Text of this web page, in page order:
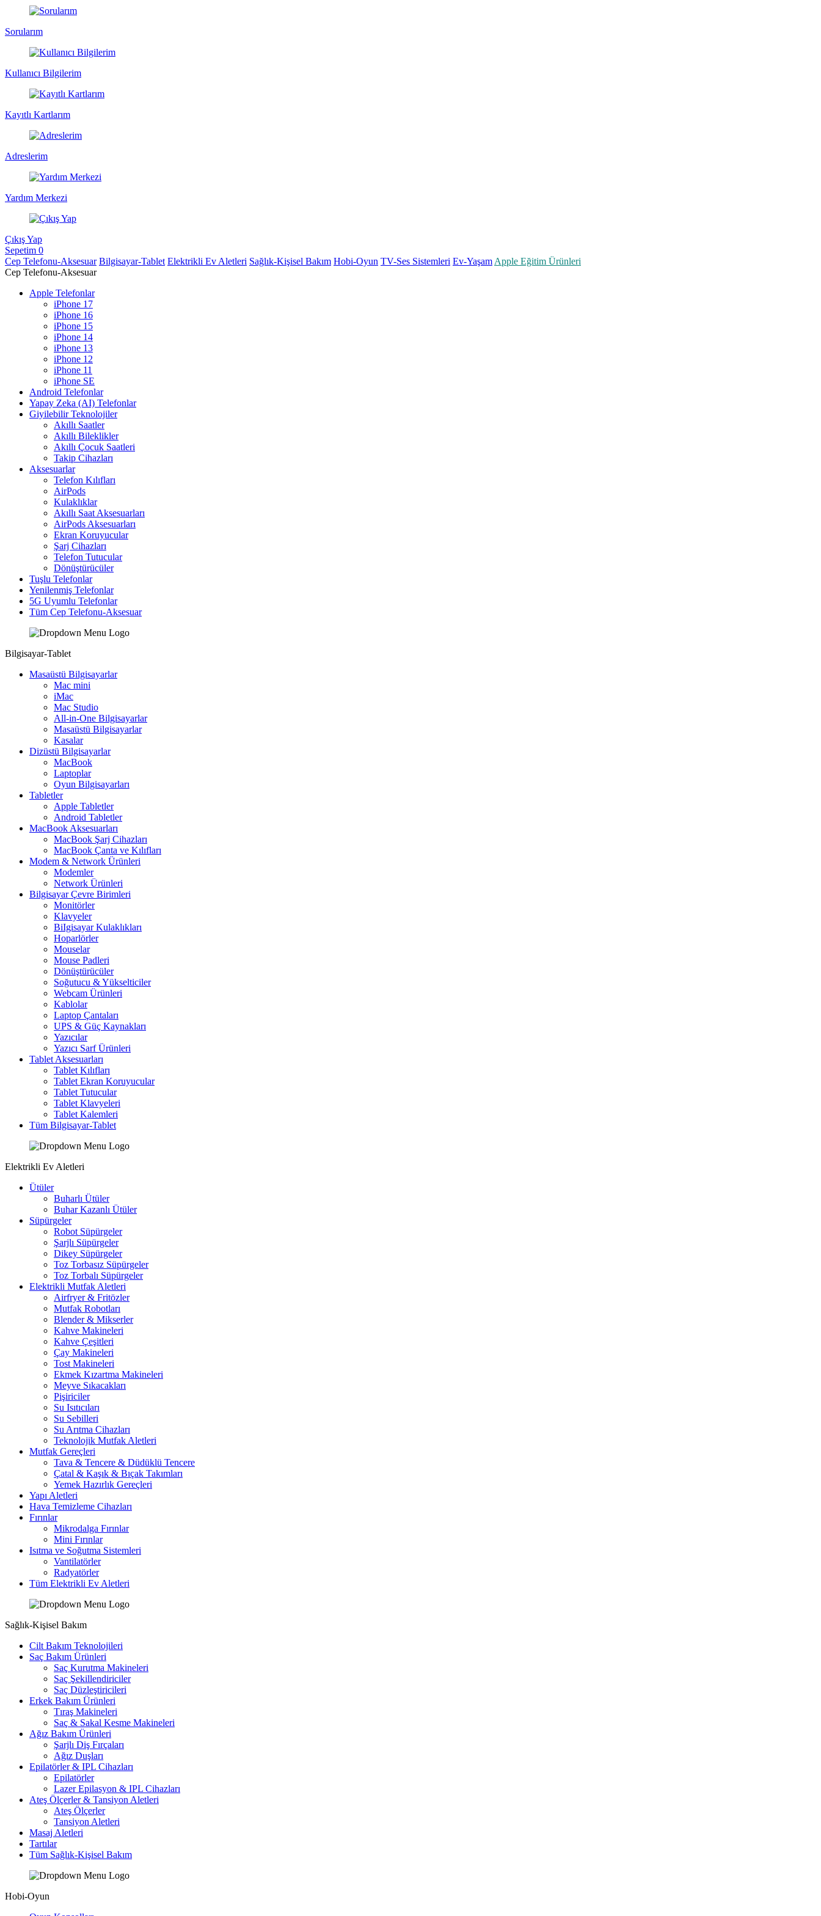
Sorularım
Kullanıcı Bilgilerim
Kayıtlı Kartlarım
Adreslerim
Yardım Merkezi
Çıkış Yap
Sepetim 0
Cep Telefonu-Aksesuar Bilgisayar-Tablet Elektrikli Ev Aletleri Sağlık-Kişisel Bakım Hobi-Oyun TV-Ses Sistemleri Ev-Yaşam Apple Eğitim Ürünleri
Cep Telefonu-Aksesuar
Apple Telefonlar
iPhone 17
iPhone 16
iPhone 15
iPhone 14
iPhone 13
iPhone 12
iPhone 11
iPhone SE
Android Telefonlar
Yapay Zeka (AI) Telefonlar
Giyilebilir Teknolojiler
Akıllı Saatler
Akıllı Bileklikler
Akıllı Çocuk Saatleri
Takip Cihazları
Aksesuarlar
Telefon Kılıfları
AirPods
Kulaklıklar
Akıllı Saat Aksesuarları
AirPods Aksesuarları
Ekran Koruyucular
Şarj Cihazları
Telefon Tutucular
Dönüştürücüler
Tuşlu Telefonlar
Yenilenmiş Telefonlar
5G Uyumlu Telefonlar
Tüm Cep Telefonu-Aksesuar
Bilgisayar-Tablet
Masaüstü Bilgisayarlar
Mac mini
iMac
Mac Studio
All-in-One Bilgisayarlar
Masaüstü Bilgisayarlar
Kasalar
Dizüstü Bilgisayarlar
MacBook
Laptoplar
Oyun Bilgisayarları
Tabletler
Apple Tabletler
Android Tabletler
MacBook Aksesuarları
MacBook Şarj Cihazları
MacBook Çanta ve Kılıfları
Modem & Network Ürünleri
Modemler
Network Ürünleri
Bilgisayar Çevre Birimleri
Monitörler
Klavyeler
BiIgisayar Kulaklıkları
Hoparlörler
Mouselar
Mouse Padleri
Dönüştürücüler
Soğutucu & Yükselticiler
Webcam Ürünleri
Kablolar
Laptop Çantaları
UPS & Güç Kaynakları
Yazıcılar
Yazıcı Sarf Ürünleri
Tablet Aksesuarları
Tablet Kılıfları
Tablet Ekran Koruyucular
Tablet Tutucular
Tablet Klavyeleri
Tablet Kalemleri
Tüm Bilgisayar-Tablet
Elektrikli Ev Aletleri
Ütüler
Buharlı Ütüler
Buhar Kazanlı Ütüler
Süpürgeler
Robot Süpürgeler
Şarjlı Süpürgeler
Dikey Süpürgeler
Toz Torbasız Süpürgeler
Toz Torbalı Süpürgeler
Elektrikli Mutfak Aletleri
Airfryer & Fritözler
Mutfak Robotları
Blender & Mikserler
Kahve Makineleri
Kahve Çeşitleri
Çay Makineleri
Tost Makineleri
Ekmek Kızartma Makineleri
Meyve Sıkacakları
Pişiriciler
Su Isıtıcıları
Su Sebilleri
Su Arıtma Cihazları
Teknolojik Mutfak Aletleri
Mutfak Gereçleri
Tava & Tencere & Düdüklü Tencere
Çatal & Kaşık & Bıçak Takımları
Yemek Hazırlık Gereçleri
Yapı Aletleri
Hava Temizleme Cihazları
Fırınlar
Mikrodalga Fırınlar
Mini Fırınlar
Isıtma ve Soğutma Sistemleri
Vantilatörler
Radyatörler
Tüm Elektrikli Ev Aletleri
Sağlık-Kişisel Bakım
Cilt Bakım Teknolojileri
Saç Bakım Ürünleri
Saç Kurutma Makineleri
Saç Şekillendiriciler
Saç Düzleştiricileri
Erkek Bakım Ürünleri
Tıraş Makineleri
Saç & Sakal Kesme Makineleri
Ağız Bakım Ürünleri
Şarjlı Diş Fırçaları
Ağız Duşları
Epilatörler & IPL Cihazları
Epilatörler
Lazer Epilasyon & IPL Cihazları
Ateş Ölçerler & Tansiyon Aletleri
Ateş Ölçerler
Tansiyon Aletleri
Masaj Aletleri
Tartılar
Tüm Sağlık-Kişisel Bakım
Hobi-Oyun